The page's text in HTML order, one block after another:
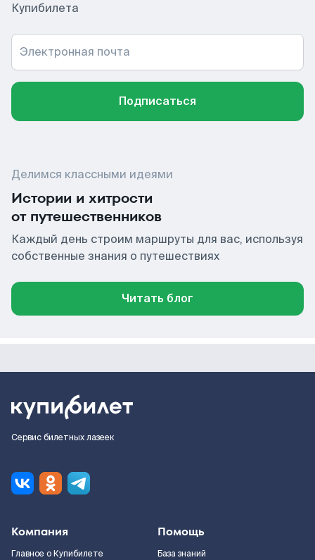
Купибилета
Электронная почта
Подписаться
Делимся классными идеями
Истории и хитрости
от путешественников
Каждый день строим маршруты для вас, используя
собственные знания о путешествиях
Читать блог
Сервис билетных лазеек
Компания
Главное о Купибилете
Помощь
База знаний